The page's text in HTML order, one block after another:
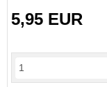
5,95 EUR